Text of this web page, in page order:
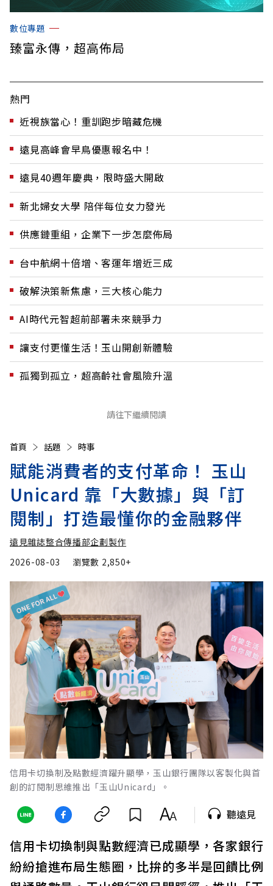
數位專題
臻富永傳，超高佈局
熱門
近視族當心！重訓跑步暗藏危機
遠見高峰會早鳥優惠報名中！
遠見40週年慶典，限時盛大開啟
新北婦女大學 陪伴每位女力發光
供應鏈重組，企業下一步怎麼佈局
台中航網十倍增、客運年增近三成
破解決策新焦慮，三大核心能力
AI時代元智超前部署未來競爭力
讓支付更懂生活！玉山開創新體驗
孤獨到孤立，超高齡社會風險升溫
請往下繼續閱讀
首頁 話題 時事
賦能消費者的支付革命！ 玉山
Unicard 靠「大數據」與「訂
閱制」打造最懂你的金融夥伴
遠見雜誌整合傳播部企劃製作
2026-08-03
瀏覽數 2,850+
信用卡切換制及點數經濟躍升顯學，玉山銀行團隊以客製化與首
創的訂閱制思維推出「玉山Unicard」。
聽遠見
信用卡切換制與點數經濟已成顯學，各家銀行
紛紛搶進布局生態圈，比拚的多半是回饋比例